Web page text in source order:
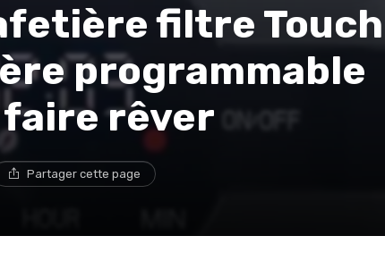
filtre Touch
programmable
rêver
Partager cette page